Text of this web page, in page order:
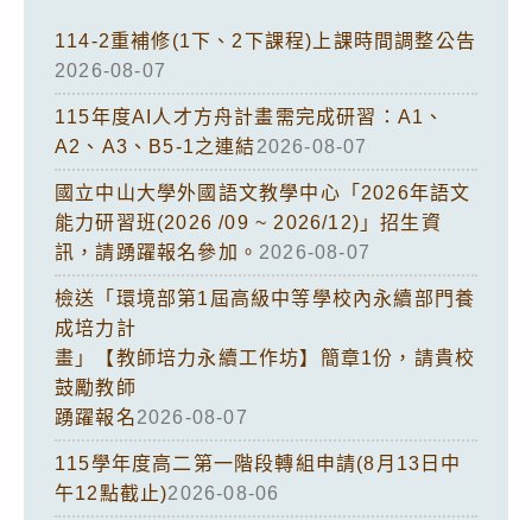
114-2重補修(1下、2下課程)上課時間調整公告
2026-08-07
115年度AI人才方舟計畫需完成研習：A1、
A2、A3、B5-1之連結2026-08-07
國立中山大學外國語文教學中心「2026年語文
能力研習班(2026 /09 ~ 2026/12)」招生資
訊，請踴躍報名參加。 2026-08-07
檢送「環境部第1屆高級中等學校內永續部門養
成培力計
畫」【教師培力永續工作坊】簡章1份，請貴校
鼓勵教師
踴躍報名2026-08-07
115學年度高二第一階段轉組申請(8月13日中
午12點截止)2026-08-06